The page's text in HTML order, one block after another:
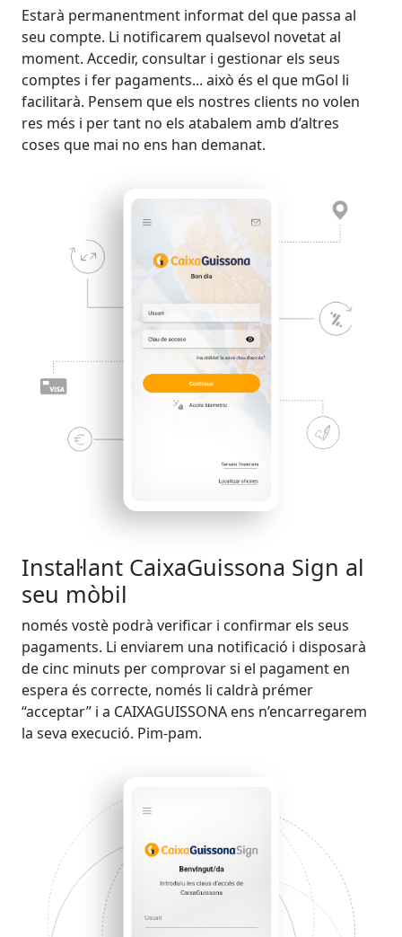
Estarà permanentment informat del que passa al
seu compte. Li notificarem qualsevol novetat al
moment. Accedir, consultar i gestionar els seus
comptes i fer pagaments... això és el que mGol li
facilitarà. Pensem que els nostres clients no volen
res més i per tant no els atabalem amb d’altres
coses que mai no ens han demanat.
Instal·lant CaixaGuissona Sign al
seu mòbil
només vostè podrà verificar i confirmar els seus
pagaments. Li enviarem una notificació i disposarà
de cinc minuts per comprovar si el pagament en
espera és correcte, només li caldrà prémer
“acceptar” i a CAIXAGUISSONA ens n’encarregarem
la seva execució. Pim-pam.